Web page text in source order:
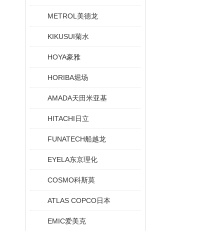
METROL美德龙
KIKUSUI菊水
HOYA豪雅
HORIBA堀场
AMADA天田米亚基
HITACHI日立
FUNATECH船越龙
EYELA东京理化
COSMO科斯莫
ATLAS COPCO日本
EMIC爱美克